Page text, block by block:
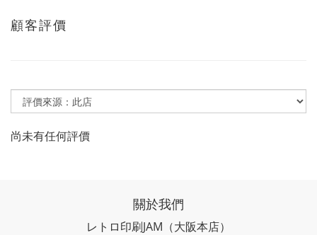
顧客評價
尚未有任何評價
關於我們
レトロ印刷JAM （大阪本店）